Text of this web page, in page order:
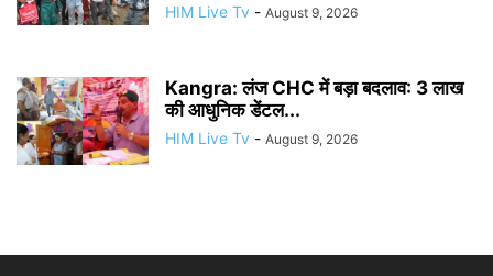
HIM Live Tv - August 9, 2026
Kangra: लंज CHC में बड़ा बदलाव: 3 लाख
की आधुनिक डेंटल...
HIM Live Tv - August 9, 2026